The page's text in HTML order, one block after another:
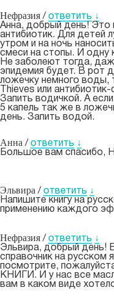
Нефразия / ответить ↓
Анна, добрый день! Это
антибиотик. Для детей
утром и на ночь
смеси на стопы. И одну
Не заболеют тогда,
эпидемия будет. В рот
ложечку немного воды,
Thieves или
Запить водичкой. А
5 капель так же в
день. Запить водой.
Анна / ответить ↓
Большое вам спасибо,
Эльвира / ответить ↓
Напишите книгу на
применению каждого
Нефразия / ответить ↓
Эльвира, добрый день!
справочник на русском
посмотрите,
КНИГИ. И у нас все
вам в каком виде